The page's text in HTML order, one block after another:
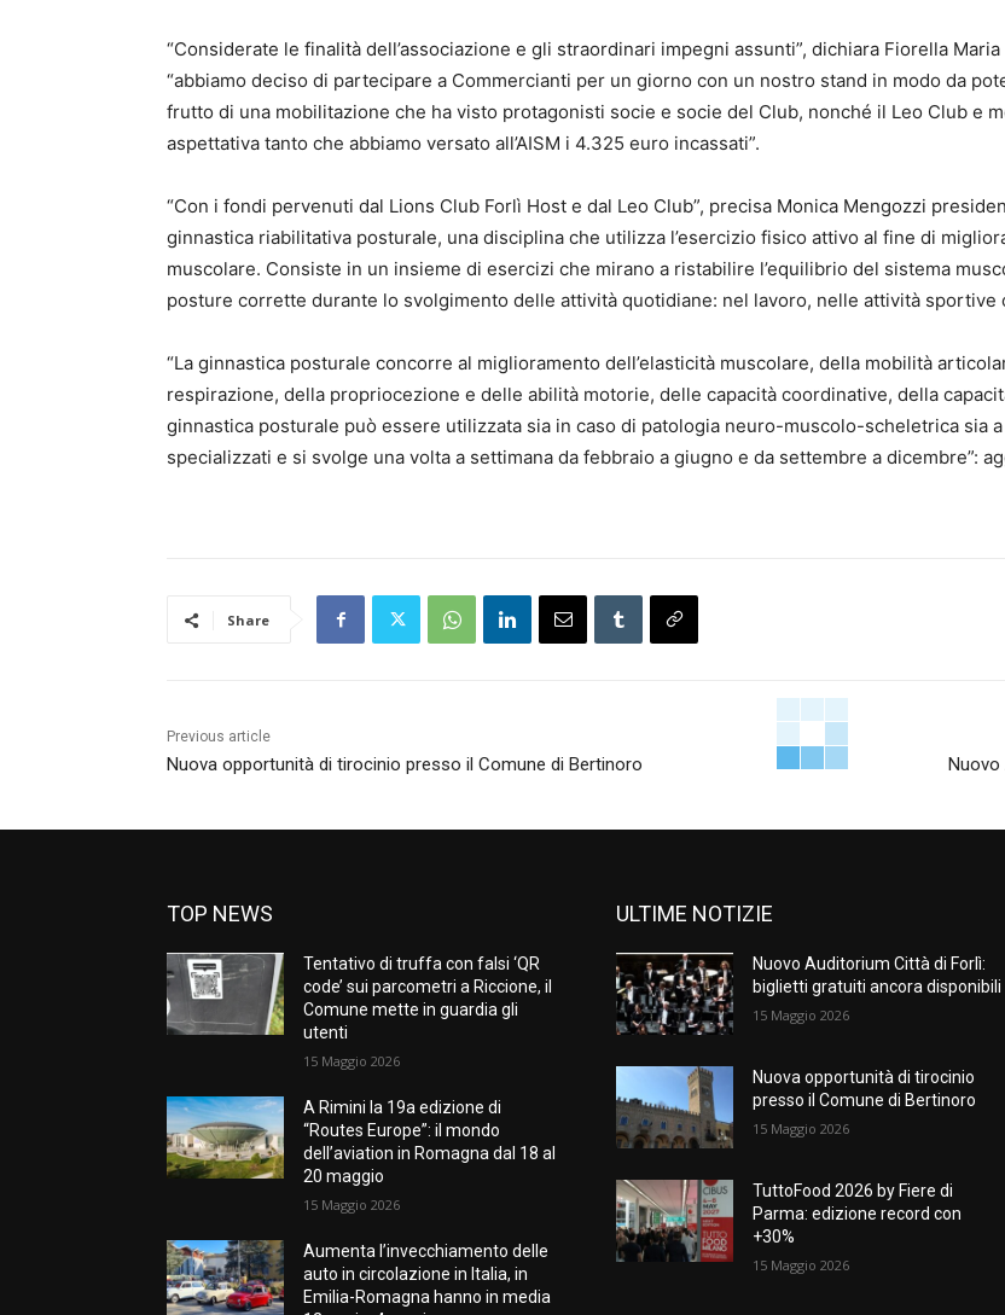
“Considerate le finalità dell’associazione e gli straordinari impegni assunti”, dichiara Fiorella
“abbiamo deciso di partecipare a Commercianti per un giorno con un nostro stand in modo da
frutto di una mobilitazione che ha visto protagonisti socie e socie del Club, nonché il Leo Club e
aspettativa tanto che abbiamo versato all’AISM i 4.325 euro incassati”.
“Con i fondi pervenuti dal Lions Club Forlì Host e dal Leo Club”, precisa Monica Mengozzi
ginnastica riabilitativa posturale, una disciplina che utilizza l’esercizio fisico attivo al fine di
muscolare. Consiste in un insieme di esercizi che mirano a ristabilire l’equilibrio del sistema
posture corrette durante lo svolgimento delle attività quotidiane: nel lavoro, nelle attività sportive
“La ginnastica posturale concorre al miglioramento dell’elasticità muscolare, della mobilità
respirazione, della propriocezione e delle abilità motorie, delle capacità coordinative, della
ginnastica posturale può essere utilizzata sia in caso di patologia neuro-muscolo-scheletrica sia
specializzati e si svolge una volta a settimana da febbraio a giugno e da settembre a dicembre”:
Share
Previous article
Nuova opportunità di tirocinio presso il Comune di Bertinoro Nuovo
TOP NEWS
Tentativo di truffa con falsi ‘QR
code’ sui parcometri a Riccione, il
Comune mette in guardia gli
utenti
15 Maggio 2026
A Rimini la 19a edizione di
“Routes Europe”: il mondo
dell’aviation in Romagna dal 18 al
20 maggio
15 Maggio 2026
Aumenta l’invecchiamento delle
auto in circolazione in Italia, in
Emilia-Romagna hanno in media
ULTIME NOTIZIE
Nuovo Auditorium Città di Forlì:
biglietti gratuiti ancora disponibili
15 Maggio 2026
Nuova opportunità di tirocinio
presso il Comune di Bertinoro
15 Maggio 2026
TuttoFood 2026 by Fiere di
Parma: edizione record con
+30%
15 Maggio 2026